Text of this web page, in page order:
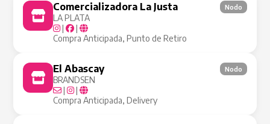
Comercializadora La Justa
LA PLATA
|
|
Compra Anticipada, Punto de Retiro
Nodo
El Abascay
BRANDSEN
|
|
Compra Anticipada, Delivery
Nodo